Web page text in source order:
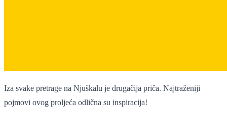
Iza svake pretrage na Njuškalu je drugačija priča. Najtraženiji
pojmovi ovog proljeća odlična su inspiracija!